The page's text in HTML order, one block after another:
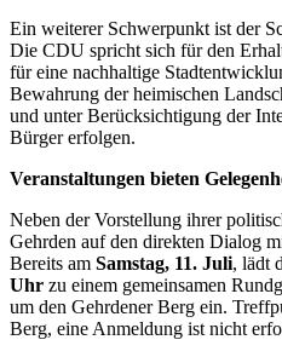
Ein weiterer Schwerpunkt ist der
Die CDU spricht sich für den
für eine nachhaltige
Bewahrung der heimischen
und unter Berücksichtigung der
Bürger erfolgen.
Veranstaltungen bieten
Neben der Vorstellung ihrer
Gehrden auf den direkten Dialog
Bereits am Samstag, 11. Juli, lädt
Uhr zu einem gemeinsamen
um den Gehrdener Berg ein.
Berg, eine Anmeldung ist nicht